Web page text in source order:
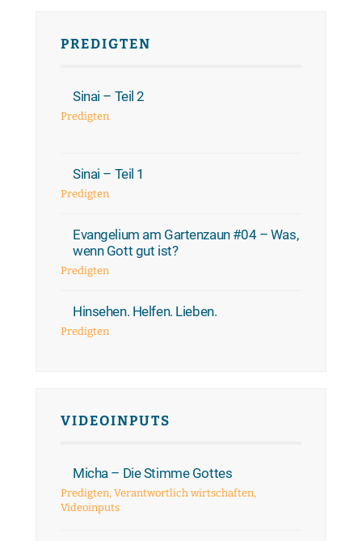
PREDIGTEN
Sinai – Teil 2
Predigten
Sinai – Teil 1
Predigten
Evangelium am Gartenzaun #04 – Was,
wenn Gott gut ist?
Predigten
Hinsehen. Helfen. Lieben.
Predigten
VIDEOINPUTS
Micha – Die Stimme Gottes
Predigten, Verantwortlich wirtschaften,
Videoinputs